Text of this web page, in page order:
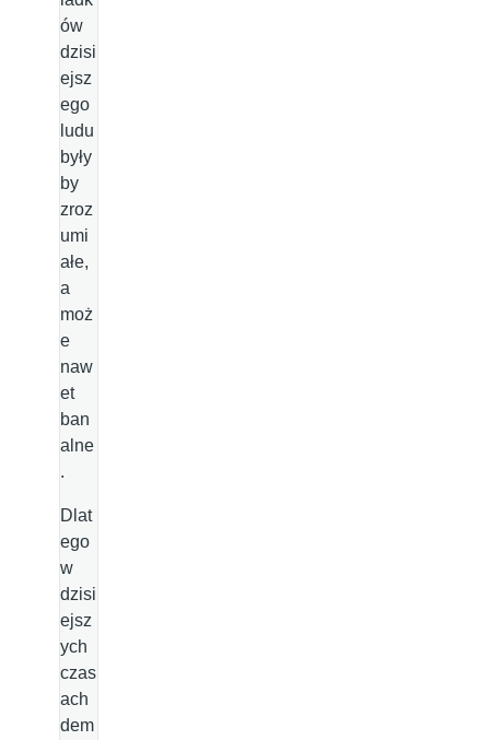
ów
dzisi
ejsz
ego
ludu
były
by
zroz
umi
ałe,
a
moż
e
naw
et
ban
alne
.
Dlat
ego
w
dzisi
ejsz
ych
czas
ach
dem